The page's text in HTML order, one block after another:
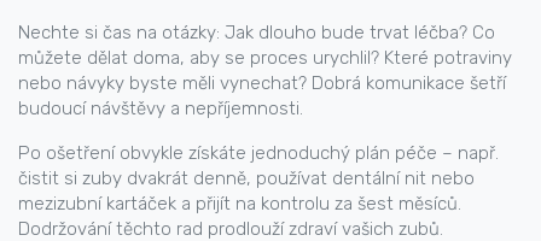
Nechte si čas na otázky: Jak dlouho bude trvat léčba? Co
můžete dělat doma, aby se proces urychlil? Které potraviny
nebo návyky byste měli vynechat? Dobrá komunikace šetří
budoucí návštěvy a nepříjemnosti.
Po ošetření obvykle získáte jednoduchý plán péče – např.
čistit si zuby dvakrát denně, používat dentální nit nebo
mezizubní kartáček a přijít na kontrolu za šest měsíců.
Dodržování těchto rad prodlouží zdraví vašich zubů.